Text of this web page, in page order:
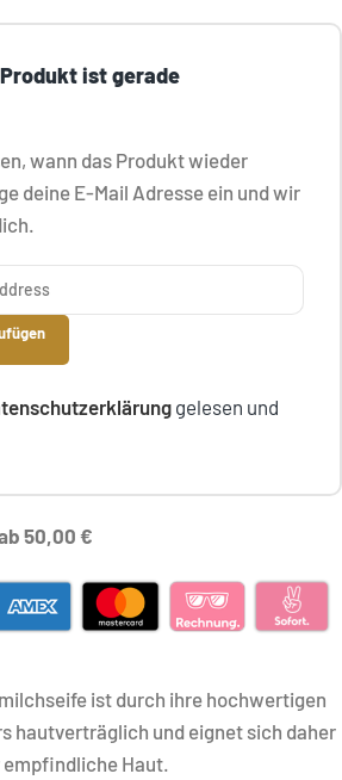
ist gerade
wann das Produkt wieder
deine E-Mail Adresse ein und wir
gelesen und
50,00 €
ist durch ihre hochwertigen
hautverträglich und eignet sich daher
Haut.